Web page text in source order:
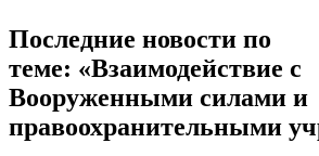
Последние новости по
теме: «Взаимодействие с
Вооруженными силами и
правоохранительными